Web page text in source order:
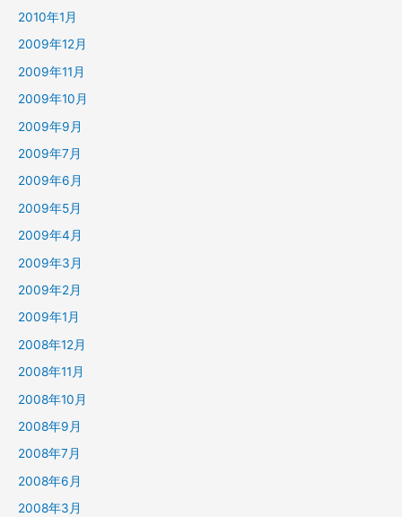
2010年1月
2009年12月
2009年11月
2009年10月
2009年9月
2009年7月
2009年6月
2009年5月
2009年4月
2009年3月
2009年2月
2009年1月
2008年12月
2008年11月
2008年10月
2008年9月
2008年7月
2008年6月
2008年3月